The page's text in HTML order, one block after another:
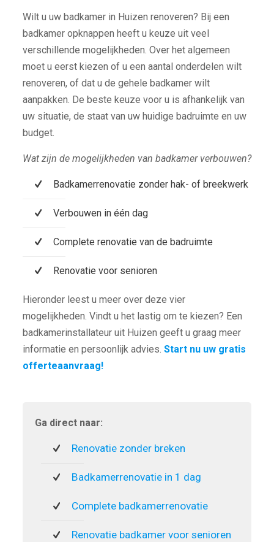
Wilt u uw badkamer in Huizen renoveren? Bij een
badkamer opknappen heeft u keuze uit veel
verschillende mogelijkheden. Over het algemeen
moet u eerst kiezen of u een aantal onderdelen wilt
renoveren, of dat u de gehele badkamer wilt
aanpakken. De beste keuze voor u is afhankelijk van
uw situatie, de staat van uw huidige badruimte en uw
budget.
Wat zijn de mogelijkheden van badkamer verbouwen?
Badkamerrenovatie zonder hak- of breekwerk
Verbouwen in één dag
Complete renovatie van de badruimte
Renovatie voor senioren
Hieronder leest u meer over deze vier
mogelijkheden. Vindt u het lastig om te kiezen? Een
badkamerinstallateur uit Huizen geeft u graag meer
informatie en persoonlijk advies. Start nu uw gratis
offerteaanvraag!
Ga direct naar:
Renovatie zonder breken
Badkamerrenovatie in 1 dag
Complete badkamerrenovatie
Renovatie badkamer voor senioren